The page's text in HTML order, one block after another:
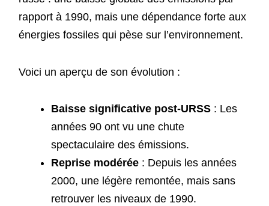
rapport à 1990, mais une dépendance forte aux
énergies fossiles qui pèse sur l’environnement.
Voici un aperçu de son évolution :
Baisse significative post-URSS: Les
années 90 ont vu une chute
spectaculaire des émissions.
Reprise modérée: Depuis les années
2000, une légère remontée, mais sans
retrouver les niveaux de 1990.